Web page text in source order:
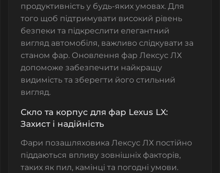
продуктивність у будь-яких умовах. Для
того щоб підтримувати високий рівень
безпеки та підкреслити елегантний
вигляд автомобіля, важливо слідкувати за
станом фар. Оновлення фар Лексус ЛХ
допоможе забезпечити найкращу
видимість та зберегти його стильний
вигляд.
Скло та корпус для фар Lexus LX:
Захист і надійність
Фари позашляховика Лексус ЛХ постійно
піддаються впливу зовнішніх факторів,
таких як пил, камінці та погодні умови.